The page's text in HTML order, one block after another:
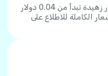
اتصل بأكثر من 190 دولة بأسعار زهيدة تبدأ من 0.04 دولار
الكاملة للاطلاع على